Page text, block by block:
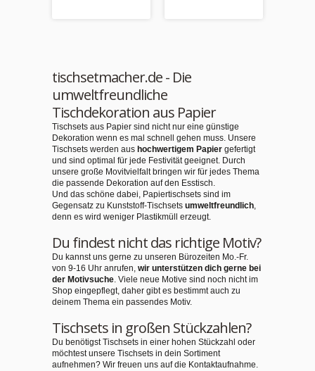
tischsetmacher.de - Die
umweltfreundliche
Tischdekoration aus Papier
Tischsets aus Papier sind nicht nur eine günstige
Dekoration wenn es mal schnell gehen muss. Unsere
Tischsets werden aus hochwertigem Papier gefertigt
und sind optimal für jede Festivität geeignet. Durch
unsere große Movitvielfalt bringen wir für jedes Thema
die passende Dekoration auf den Esstisch.
Und das schöne dabei, Papiertischsets sind im
Gegensatz zu Kunststoff-Tischsets umweltfreundlich,
denn es wird weniger Plastikmüll erzeugt.
Du findest nicht das richtige Motiv?
Du kannst uns gerne zu unseren Bürozeiten Mo.-Fr.
von 9-16 Uhr anrufen, wir unterstützen dich gerne bei
der Motivsuche. Viele neue Motive sind noch nicht im
Shop eingepflegt, daher gibt es bestimmt auch zu
deinem Thema ein passendes Motiv.
Tischsets in großen Stückzahlen?
Du benötigst Tischsets in einer hohen Stückzahl oder
möchtest unsere Tischsets in dein Sortiment
aufnehmen? Wir freuen uns auf die Kontaktaufnahme.